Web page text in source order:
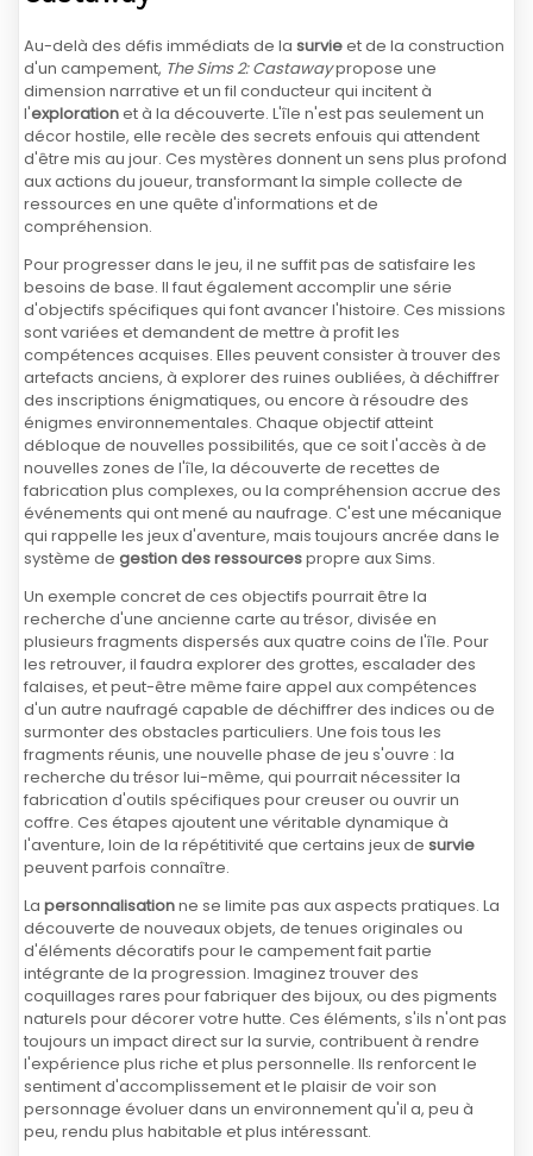
Au-delà des défis immédiats de la survieet de la construction
d'un campement, The Sims 2: Castawaypropose une
dimension narrative et un fil conducteur qui incitent à
l'explorationet à la découverte. L'île n'est pas seulement un
décor hostile, elle recèle des secrets enfouis qui attendent
d'être mis au jour. Ces mystères donnent un sens plus profond
aux actions du joueur, transformant la simple collecte de
ressources en une quête d'informations et de
compréhension.
Pour progresser dans le jeu, il ne suffit pas de satisfaire les
besoins de base. Il faut également accomplir une série
d'objectifs spécifiques qui font avancer l'histoire. Ces missions
sont variées et demandent de mettre à profit les
compétences acquises. Elles peuvent consister à trouver des
artefacts anciens, à explorer des ruines oubliées, à déchiffrer
des inscriptions énigmatiques, ou encore à résoudre des
énigmes environnementales. Chaque objectif atteint
débloque de nouvelles possibilités, que ce soit l'accès à de
nouvelles zones de l'île, la découverte de recettes de
fabrication plus complexes, ou la compréhension accrue des
événements qui ont mené au naufrage. C'est une mécanique
qui rappelle les jeux d'aventure, mais toujours ancrée dans le
système de gestion des ressourcespropre aux Sims.
Un exemple concret de ces objectifs pourrait être la
recherche d'une ancienne carte au trésor, divisée en
plusieurs fragments dispersés aux quatre coins de l'île. Pour
les retrouver, il faudra explorer des grottes, escalader des
falaises, et peut-être même faire appel aux compétences
d'un autre naufragé capable de déchiffrer des indices ou de
surmonter des obstacles particuliers. Une fois tous les
fragments réunis, une nouvelle phase de jeu s'ouvre : la
recherche du trésor lui-même, qui pourrait nécessiter la
fabrication d'outils spécifiques pour creuser ou ouvrir un
coffre. Ces étapes ajoutent une véritable dynamique à
l'aventure, loin de la répétitivité que certains jeux de survie
peuvent parfois connaître.
La personnalisationne se limite pas aux aspects pratiques. La
découverte de nouveaux objets, de tenues originales ou
d'éléments décoratifs pour le campement fait partie
intégrante de la progression. Imaginez trouver des
coquillages rares pour fabriquer des bijoux, ou des pigments
naturels pour décorer votre hutte. Ces éléments, s'ils n'ont pas
toujours un impact direct sur la survie, contribuent à rendre
l'expérience plus riche et plus personnelle. Ils renforcent le
sentiment d'accomplissement et le plaisir de voir son
personnage évoluer dans un environnement qu'il a, peu à
peu, rendu plus habitable et plus intéressant.